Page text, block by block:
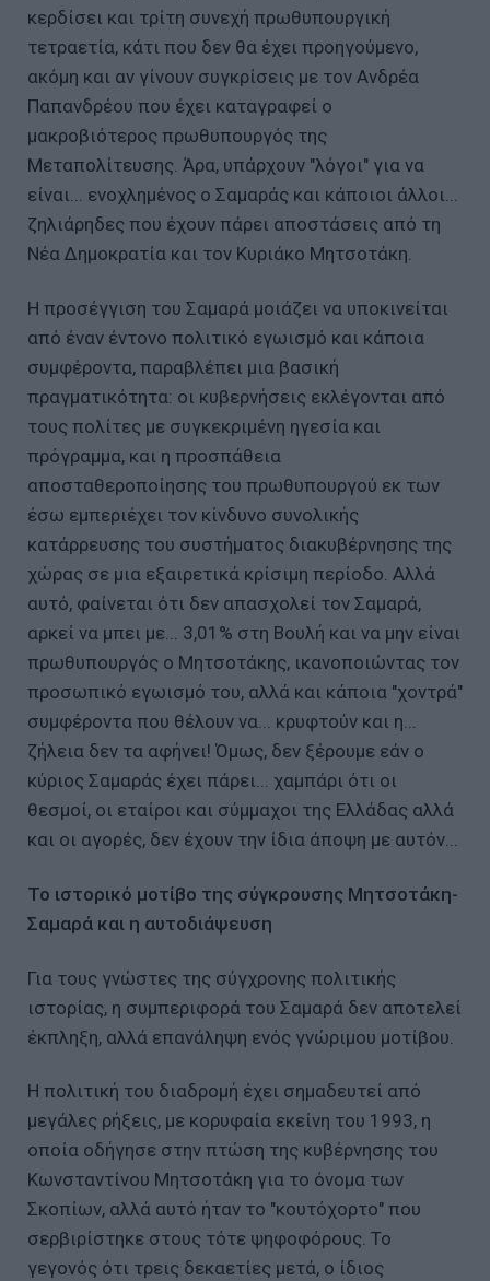
κερδίσει και τρίτη συνεχή πρωθυπουργική
τετραετία, κάτι που δεν θα έχει προηγούμενο,
ακόμη και αν γίνουν συγκρίσεις με τον Ανδρέα
Παπανδρέου που έχει καταγραφεί ο
μακροβιότερος πρωθυπουργός της
Μεταπολίτευσης. Άρα, υπάρχουν "λόγοι" για να
είναι... ενοχλημένος ο Σαμαράς και κάποιοι άλλοι...
ζηλιάρηδες που έχουν πάρει αποστάσεις από τη
Νέα Δημοκρατία και τον Κυριάκο Μητσοτάκη.
Η προσέγγιση του Σαμαρά μοιάζει να υποκινείται
από έναν έντονο πολιτικό εγωισμό και κάποια
συμφέροντα, παραβλέπει μια βασική
πραγματικότητα: οι κυβερνήσεις εκλέγονται από
τους πολίτες με συγκεκριμένη ηγεσία και
πρόγραμμα, και η προσπάθεια
αποσταθεροποίησης του πρωθυπουργού εκ των
έσω εμπεριέχει τον κίνδυνο συνολικής
κατάρρευσης του συστήματος διακυβέρνησης της
χώρας σε μια εξαιρετικά κρίσιμη περίοδο. Αλλά
αυτό, φαίνεται ότι δεν απασχολεί τον Σαμαρά,
αρκεί να μπει με... 3,01% στη Βουλή και να μην είναι
πρωθυπουργός ο Μητσοτάκης, ικανοποιώντας τον
προσωπικό εγωισμό του, αλλά και κάποια "χοντρά"
συμφέροντα που θέλουν να... κρυφτούν και η...
ζήλεια δεν τα αφήνει! Όμως, δεν ξέρουμε εάν ο
κύριος Σαμαράς έχει πάρει... χαμπάρι ότι οι
θεσμοί, οι εταίροι και σύμμαχοι της Ελλάδας αλλά
και οι αγορές, δεν έχουν την ίδια άποψη με αυτόν...
Το ιστορικό μοτίβο της σύγκρουσης Μητσοτάκη-
Σαμαρά και η αυτοδιάψευση
Για τους γνώστες της σύγχρονης πολιτικής
ιστορίας, η συμπεριφορά του Σαμαρά δεν αποτελεί
έκπληξη, αλλά επανάληψη ενός γνώριμου μοτίβου.
Η πολιτική του διαδρομή έχει σημαδευτεί από
μεγάλες ρήξεις, με κορυφαία εκείνη του 1993, η
οποία οδήγησε στην πτώση της κυβέρνησης του
Κωνσταντίνου Μητσοτάκη για το όνομα των
Σκοπίων, αλλά αυτό ήταν το "κουτόχορτο" που
σερβιρίστηκε στους τότε ψηφοφόρους. Το
γεγονός ότι τρεις δεκαετίες μετά, ο ίδιος